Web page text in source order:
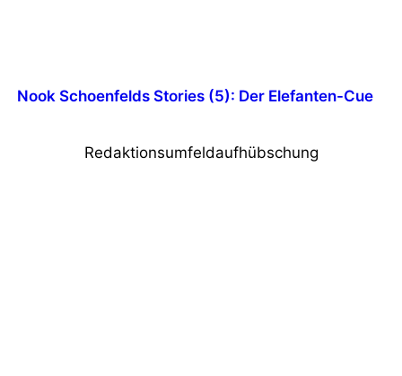
Nook Schoenfelds Stories (5): Der Elefanten-Cue
Redaktionsumfeldaufhübschung